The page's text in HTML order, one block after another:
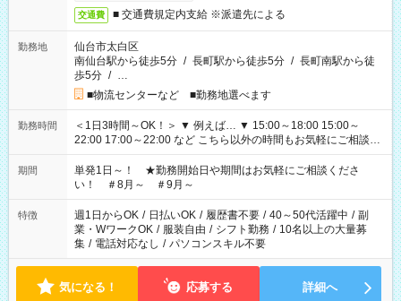
交通費 ■ 交通費規定内支給 ※派遣先による
勤務地
仙台市太白区
南仙台駅から徒歩5分 / 長町駅から徒歩5分 / 長町南駅から徒
歩5分 / …
■物流センターなど ■勤務地選べます
勤務時間
＜1日3時間～OK！＞ ▼ 例えば… ▼ 15:00～18:00 15:00～
22:00 17:00～22:00 など こちら以外の時間もお気軽にご相談く
ださい！
期間
単発1日～！ ★勤務開始日や期間はお気軽にご相談くださ
い！ ＃8月～ ＃9月～
特徴 週1日からOK / 日払いOK / 履歴書不要 / 40～50代活躍中 / 副
業・WワークOK / 服装自由 / シフト勤務 / 10名以上の大量募
集 / 電話対応なし / パソコンスキル不要
気になる！ 応募する 詳細へ